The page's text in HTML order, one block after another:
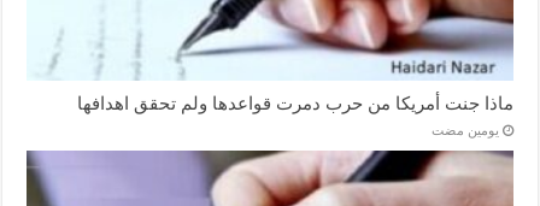
ماذا جنت أمريكا من حرب دمرت قواعدها ولم تحقق اهدافها
‏يومين مضت